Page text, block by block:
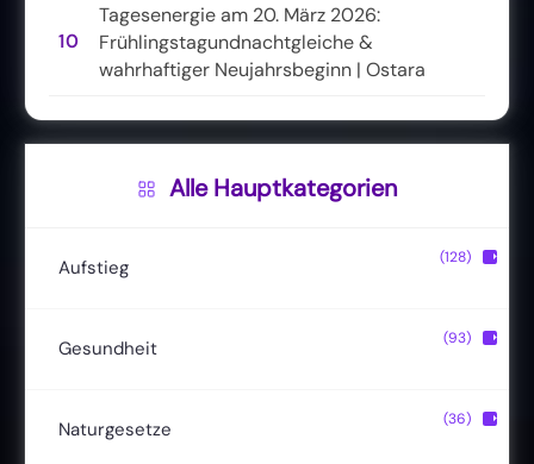
10
Tagesenergie am 20. März 2026:
Frühlingstagundnachtgleiche &
wahrhaftiger Neujahrsbeginn | Ostara
Alle Hauptkategorien
Aufstieg
Christusbewusstsein (20)
(11)
(128) ▶
Gesundheit
(13)
(93) ▶
Naturgesetze (36) ▶